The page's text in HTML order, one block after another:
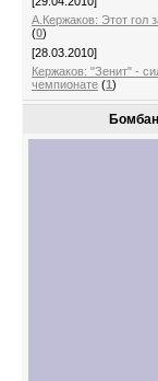
А.Кержаков: Этот гол
(0)
[28.03.2010]
Кержаков: "Зенит" -
чемпионате (1)